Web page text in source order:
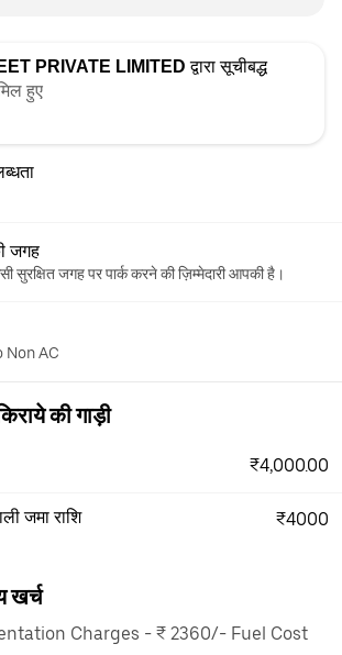
PRIVATE LIMITED द्वारा सूचीबद्ध
हुए
जगह
सुरक्षित जगह पर पार्क करने की ज़िम्मेदारी आपकी है।
Non AC
की गाड़ी
₹4,000.00
जमा राशि ₹4000
खर्च
Charges - ₹ 2360/- Fuel Cost